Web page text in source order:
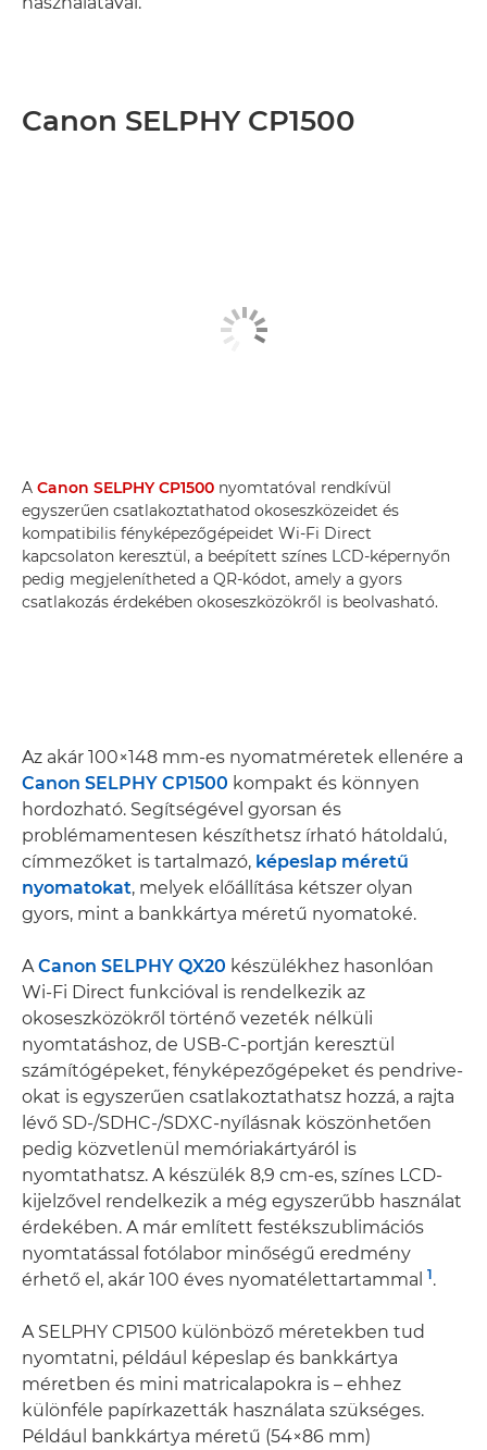
Canon SELPHY CP1500
A Canon SELPHY CP1500 nyomtatóval rendkívül
egyszerűen csatlakoztathatod okoseszközeidet és
kompatibilis fényképezőgépeidet Wi-Fi Direct
kapcsolaton keresztül, a beépített színes LCD-képernyőn
pedig megjelenítheted a QR-kódot, amely a gyors
csatlakozás érdekében okoseszközökről is beolvasható.
Az akár 100×148 mm-es nyomatméretek ellenére a
Canon SELPHY CP1500 kompakt és könnyen
hordozható. Segítségével gyorsan és
problémamentesen készíthetsz írható hátoldalú,
címmezőket is tartalmazó, képeslap méretű
nyomatokat, melyek előállítása kétszer olyan
gyors, mint a bankkártya méretű nyomatoké.
A Canon SELPHY QX20 készülékhez hasonlóan
Wi-Fi Direct funkcióval is rendelkezik az
okoseszközökről történő vezeték nélküli
nyomtatáshoz, de USB-C-portján keresztül
számítógépeket, fényképezőgépeket és pendrive-
okat is egyszerűen csatlakoztathatsz hozzá, a rajta
lévő SD-/SDHC-/SDXC-nyílásnak köszönhetően
pedig közvetlenül memóriakártyáról is
nyomtathatsz. A készülék 8,9 cm-es, színes LCD-
kijelzővel rendelkezik a még egyszerűbb használat
érdekében. A már említett festékszublimációs
nyomtatással fotólabor minőségű eredmény
érhető el, akár 100 éves nyomatélettartammal 1.
A SELPHY CP1500 különböző méretekben tud
nyomtatni, például képeslap és bankkártya
méretben és mini matricalapokra is – ehhez
különféle papírkazetták használata szükséges.
Például bankkártya méretű (54×86 mm)